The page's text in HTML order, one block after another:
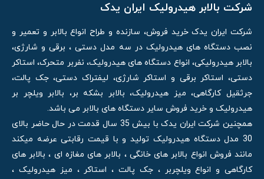
شرکت بالابر هیدرولیک ایران یدک
شرکت ایران یدک خرید فروش، سازنده و طراح انواع بالابر و تعمیر و
نصب دستگاه های هیدرولیک در سه مدل دستی ، برقی و شارژی،
بالابر هیدرولیکی، انواع دستگاه های هیدرولیک، نفربر متحرک، استاکر
دستی، استاکر برقی و استاکر شارژی، لیفتراک دستی، جک پالت،
جرثقیل کارگاهی، میز هیدرولیک، بالابر بشکه بر، بالابر ویلچر بر
هیدرولیک و خرید فروش سایر دستگاه های بالابر می باشد.
همچنین شرکت ایران یدک با بیش 35 سال قدمت در حال حاضر بالای
30 مدل دستگاه هیدرولیک تولید و با قیمت رقابتی عرضه میکند
مانند فروش انواع بالابر های خانگی ، بالابر های مغازه ای ، بالابر های
کارگاهی و انواع ویلچربر ، جک پالت ، استاکر ، میز هیدرولیک ،